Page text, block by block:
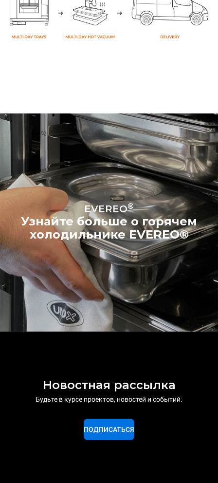
EVEREO®
Узнайте больше о горячем
холодильнике EVEREO®
Новостная рассылка
Будьте в курсе проектов, новостей и событий.
ПОДПИСАТЬСЯ